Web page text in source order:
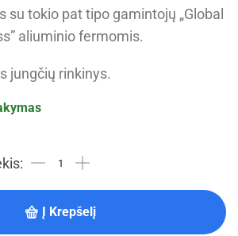
su tokio pat tipo gamintojų „Global
aliuminio fermomis.
jungčių rinkinys.
Į Krepšelį